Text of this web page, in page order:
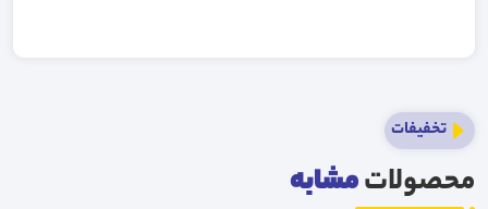
تخفیفات
محصولاتمشابه